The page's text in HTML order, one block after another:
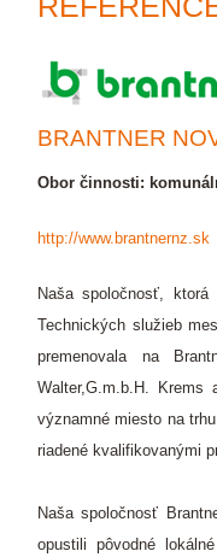
BRANTNER
Obor činnosti:
http://www.brantnernz.sk
Naša spoločnosť,
Technických služieb
premenovala na
Walter,G.m.b.H.
významné miesto na
riadené kvalifikovanými
Naša spoločnosť
opustili pôvodné